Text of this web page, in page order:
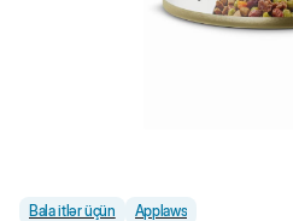
Bala itlər üçün Applaws